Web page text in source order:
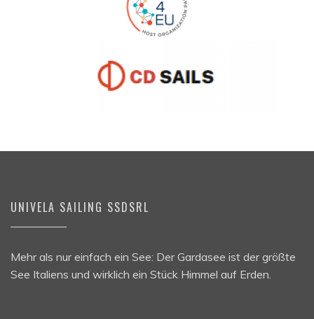
UNIVELA SAILING SSDSRL
Mehr als nur einfach ein See: Der Gardasee ist der größte
See Italiens und wirklich ein Stück Himmel auf Erden.